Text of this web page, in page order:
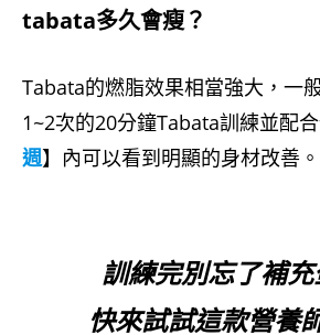
tabata多久會瘦？
Tabata的燃脂效果相當強大，一
1~2次的20分鐘Tabata訓練並配
週】內可以看到明顯的身材改善。
訓練完別忘了補
快來試試這款營養